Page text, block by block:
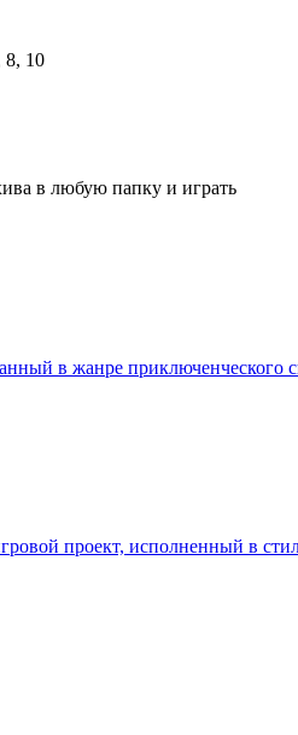
8, 10
в любую папку и играть
в жанре
проект, исполненный в